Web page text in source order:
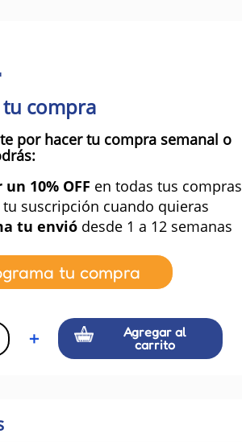
compra
por hacer tu compra semanal o
10% OFF en todas tus compras
tu suscripción cuando quieras
tu envió desde 1 a 12 semanas
tu compra
＋
Agregar al
carrito